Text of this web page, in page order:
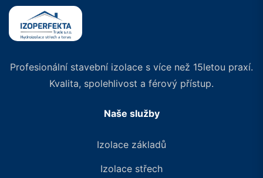
Profesionální stavební izolace s více než 15letou praxí.
Kvalita, spolehlivost a férový přístup.
Naše služby
Izolace základů
Izolace střech